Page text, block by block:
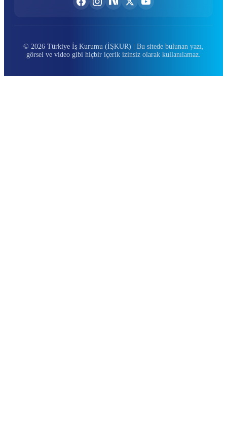
© 2026 Türkiye İş Kurumu (İŞKUR) | Bu sitede bulunan yazı,
görsel ve video gibi hiçbir içerik izinsiz olarak kullanılamaz.